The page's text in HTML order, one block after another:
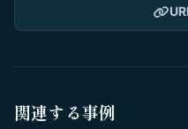
関連する事例